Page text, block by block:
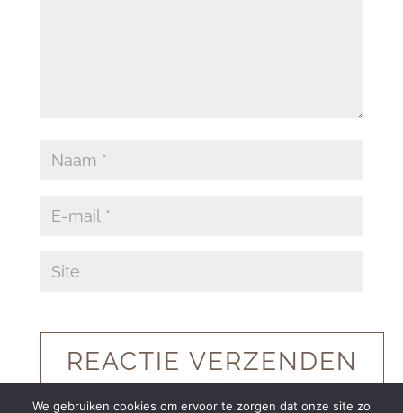
We gebruiken cookies om ervoor te zorgen dat onze site zo